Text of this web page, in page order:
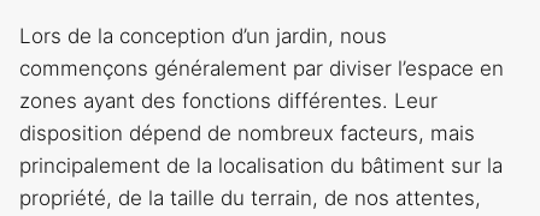
Lors de la conception d’un jardin, nous
commençons généralement par diviser l’espace en
zones ayant des fonctions différentes. Leur
disposition dépend de nombreux facteurs, mais
principalement de la localisation du bâtiment sur la
propriété, de la taille du terrain, de nos attentes,